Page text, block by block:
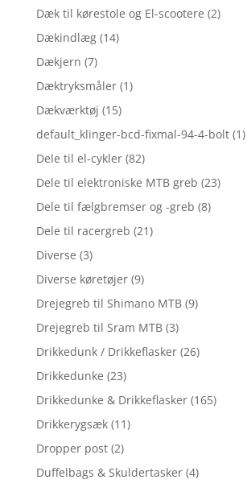
Dæk til kørestole og El-scootere (2)
Dækindlæg (14)
Dækjern (7)
Dæktryksmåler (1)
Dækværktøj (15)
default_klinger-bcd-fixmal-94-4-bolt (1)
Dele til el-cykler (82)
Dele til elektroniske MTB greb (23)
Dele til fælgbremser og -greb (8)
Dele til racergreb (21)
Diverse (3)
Diverse køretøjer (9)
Drejegreb til Shimano MTB (9)
Drejegreb til Sram MTB (3)
Drikkedunk / Drikkeflasker (26)
Drikkedunke (23)
Drikkedunke & Drikkeflasker (165)
Drikkerygsæk (11)
Dropper post (2)
Duffelbags & Skuldertasker (4)